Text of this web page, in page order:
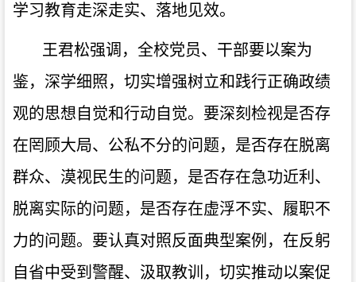
学习教育走深走实、落地见效。
王君松强调，全校党员、干部要以案为
鉴，深学细照，切实增强树立和践行正确政绩
观的思想自觉和行动自觉。要深刻检视是否存
在罔顾大局、公私不分的问题，是否存在脱离
群众、漠视民生的问题，是否存在急功近利、
脱离实际的问题，是否存在虚浮不实、履职不
力的问题。要认真对照反面典型案例，在反躬
自省中受到警醒、汲取教训，切实推动以案促